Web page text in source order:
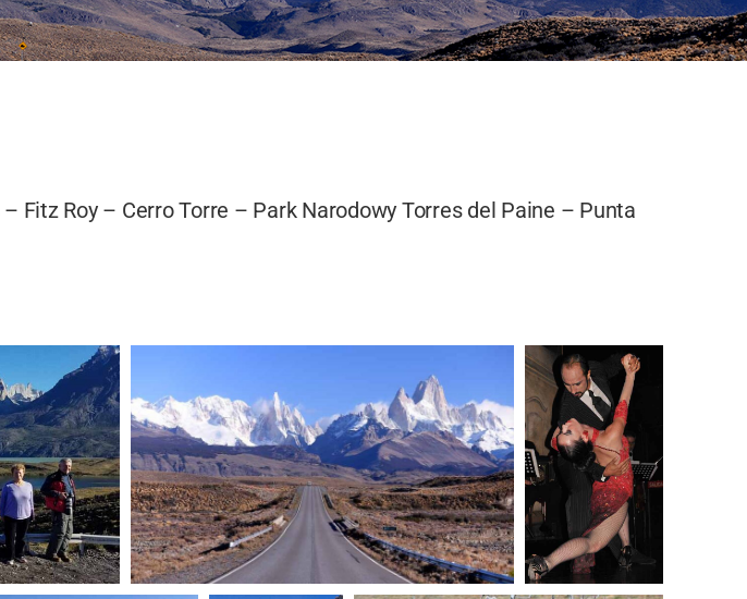
Fitz Roy – Cerro Torre – Park Narodowy Torres del Paine – Punta